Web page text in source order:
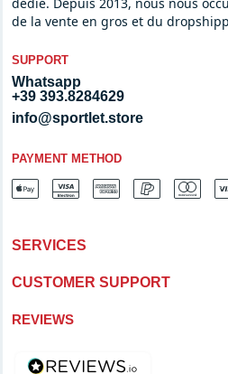
de la vente en gros et du
SUPPORT
Whatsapp
+39 393.8284629
info@sportlet.store
PAYMENT METHOD
SERVICES
CUSTOMER SUPPORT
REVIEWS